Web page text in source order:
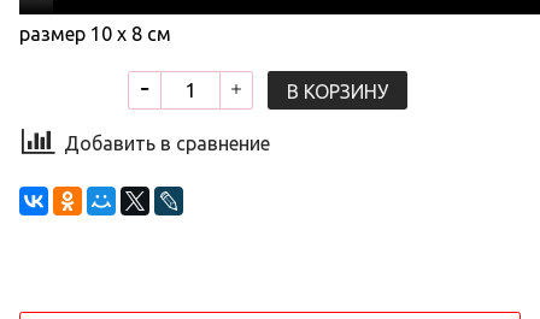
размер 10 х 8 см
В КОРЗИНУ
Добавить в сравнение